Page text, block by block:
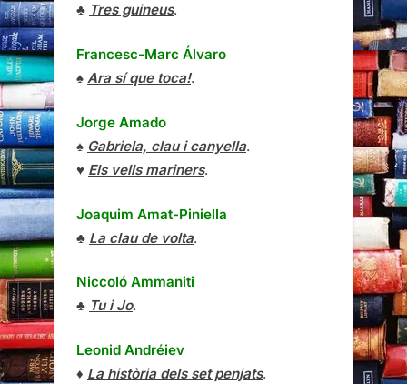
♣ Tres guineus.
Francesc-Marc Álvaro
♠ Ara sí que toca!.
Jorge Amado
♠ Gabriela, clau i canyella.
♥ Els vells mariners.
Joaquim Amat-Piniella
♣ La clau de volta.
Niccoló Ammaniti
♣ Tu i Jo.
Leonid Andréiev
♦ La història dels set penjats.